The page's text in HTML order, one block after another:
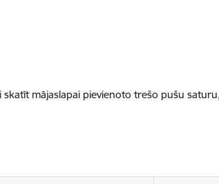
mājaslapai pievienoto trešo pušu saturu,